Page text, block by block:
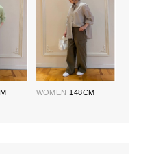
WOMEN 148CM